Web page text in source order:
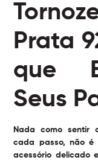
Prata
que
Seus
Nada como sentir
cada passo, não é
acessório delicado